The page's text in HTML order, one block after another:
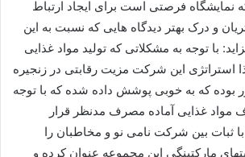
نمایشگاه فرصتی است برای ایجاد ارتباط
و درک بهتر دیدگاه هایی که نسبت به این
با توجه به مشکلاتی که تولید مواد غذایی
استراتژی این شرکت مزیت رقابتی در زنجیره
بوده که به خوبی پوشش داده شده که با توجه
مواد غذایی آماده مصرف مدنظر قرار
با ثبات بین شرکت نامی نو و مخاطبان را
مارکتینگی این مجموعه عنوان کرده و